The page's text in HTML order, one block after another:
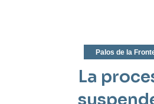
Palos de la
La